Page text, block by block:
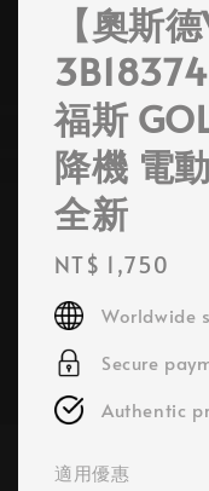
【奧斯
福斯
降機 電
全新
Regular
price
NT$ 1,750
Worldwide
Secure
Authentic
適用優惠